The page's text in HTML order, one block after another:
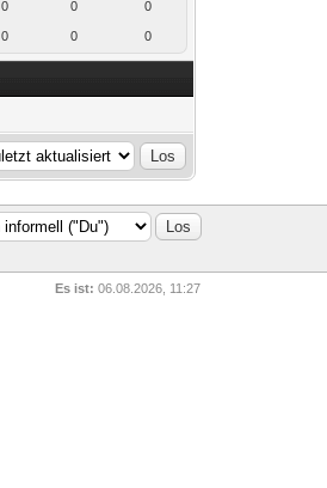
0 0 0
0 0 0
Es ist: 06.08.2026, 11:27